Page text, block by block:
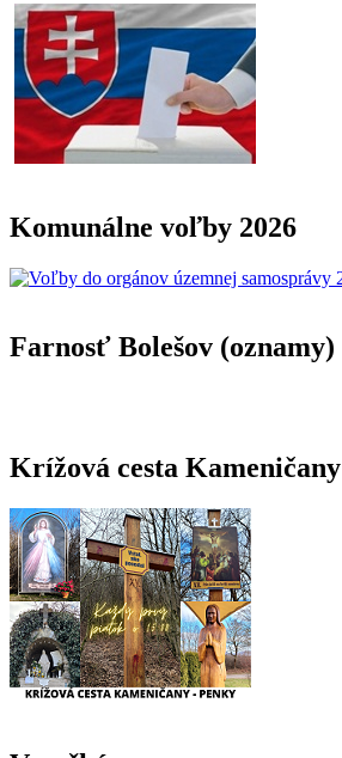
Komunálne voľby 2026
Farnosť Bolešov (oznamy)
Krížová cesta Kameničany